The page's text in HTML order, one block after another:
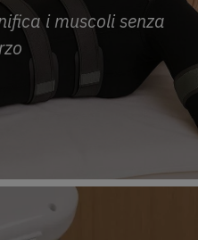
i muscoli senza